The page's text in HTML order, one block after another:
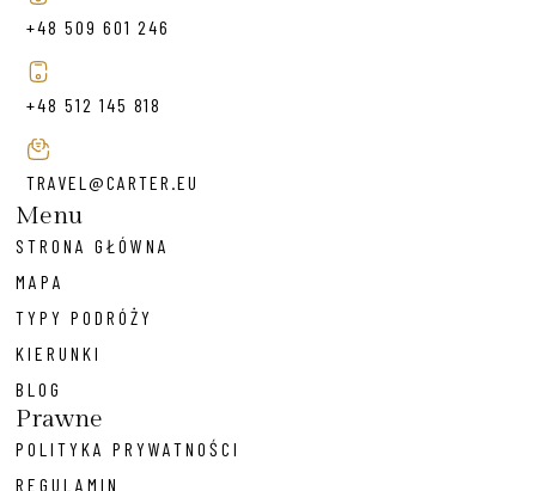
+48 509 601 246
+48 512 145 818
TRAVEL@CARTER.EU
Menu
STRONA GŁÓWNA
MAPA
TYPY PODRÓŻY
KIERUNKI
BLOG
Prawne
POLITYKA PRYWATNOŚCI
REGULAMIN